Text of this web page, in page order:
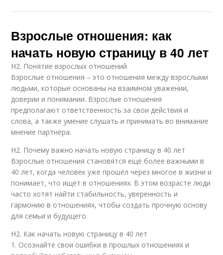
Взрослые отношения: как
начать новую страницу в 40 лет
H2. Понятие взрослых отношений
Взрослые отношения – это отношения между взрослыми
людьми, которые основаны на взаимном уважении,
доверии и понимании. Взрослые отношения
предполагают ответственность за свои действия и
слова, а также умение слушать и принимать во внимание
мнение партнёра.
H2. Почему важно начать новую страницу в 40 лет
Взрослые отношения становятся ещё более важными в
40 лет, когда человек уже прошёл через многое в жизни и
понимает, что ищет в отношениях. В этом возрасте люди
часто хотят найти стабильность, уверенность и
гармонию в отношениях, чтобы создать прочную основу
для семьи и будущего.
H2. Как начать новую страницу в 40 лет
1. Осознайте свои ошибки в прошлых отношениях и